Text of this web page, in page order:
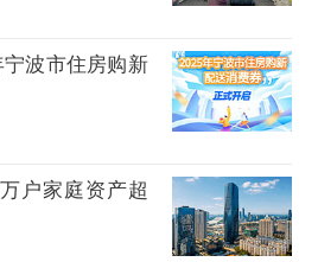
波市住房购新
户家庭资产超